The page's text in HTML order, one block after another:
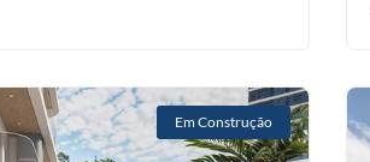
Em Construção